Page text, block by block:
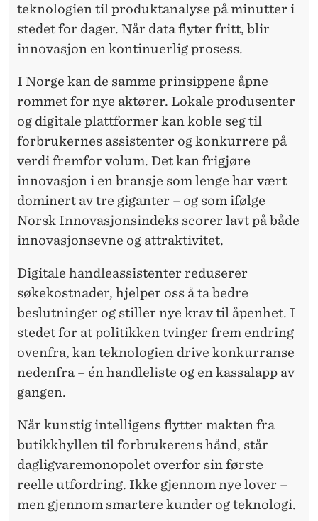
teknologien til produktanalyse på minutter i
stedet for dager. Når data flyter fritt, blir
innovasjon en kontinuerlig prosess.
I Norge kan de samme prinsippene åpne
rommet for nye aktører. Lokale produsenter
og digitale plattformer kan koble seg til
forbrukernes assistenter og konkurrere på
verdi fremfor volum. Det kan frigjøre
innovasjon i en bransje som lenge har vært
dominert av tre giganter – og som ifølge
Norsk Innovasjonsindeks scorer lavt på både
innovasjonsevne og attraktivitet.
Digitale handleassistenter reduserer
søkekostnader, hjelper oss å ta bedre
beslutninger og stiller nye krav til åpenhet. I
stedet for at politikken tvinger frem endring
ovenfra, kan teknologien drive konkurranse
nedenfra – én handleliste og en kassalapp av
gangen.
Når kunstig intelligens flytter makten fra
butikkhyllen til forbrukerens hånd, står
dagligvaremonopolet overfor sin første
reelle utfordring. Ikke gjennom nye lover –
men gjennom smartere kunder og teknologi.